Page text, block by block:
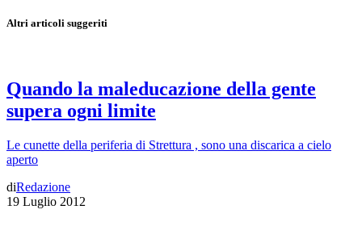
Altri articoli suggeriti
Quando la maleducazione della gente
supera ogni limite
Le cunette della periferia di Strettura , sono una discarica a cielo
aperto
diRedazione
19 Luglio 2012